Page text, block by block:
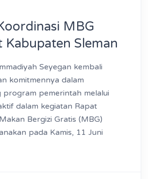
MBG
Kabupaten Sleman
Seyegan kembali
komitmennya dalam
program pemerintah melalui
dalam kegiatan Rapat
Bergizi Gratis (MBG)
pada Kamis, 11 Juni